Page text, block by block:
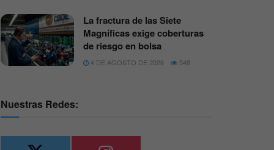
La fractura de las Siete
Magníficas exige coberturas
de riesgo en bolsa
4 DE AGOSTO DE 2026 548
Nuestras Redes: